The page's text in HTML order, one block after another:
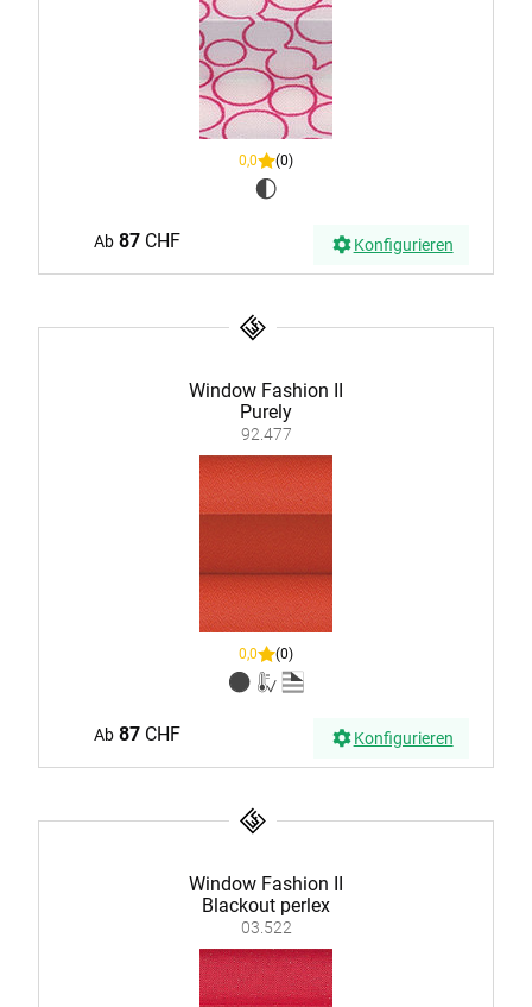
0,0 (0)
Ab 87CHF Konfigurieren
Window Fashion II
Purely
92.477
0,0 (0)
Ab 87CHF Konfigurieren
Window Fashion II
Blackout perlex
03.522